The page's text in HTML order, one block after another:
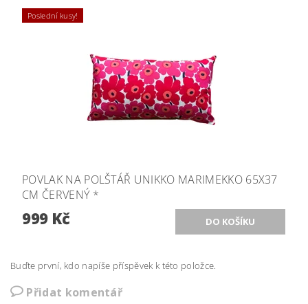
Poslední kusy!
POVLAK NA POLŠTÁŘ UNIKKO MARIMEKKO 65X37
CM ČERVENÝ *
999 Kč
Buďte první, kdo napíše příspěvek k této položce.
Přidat komentář